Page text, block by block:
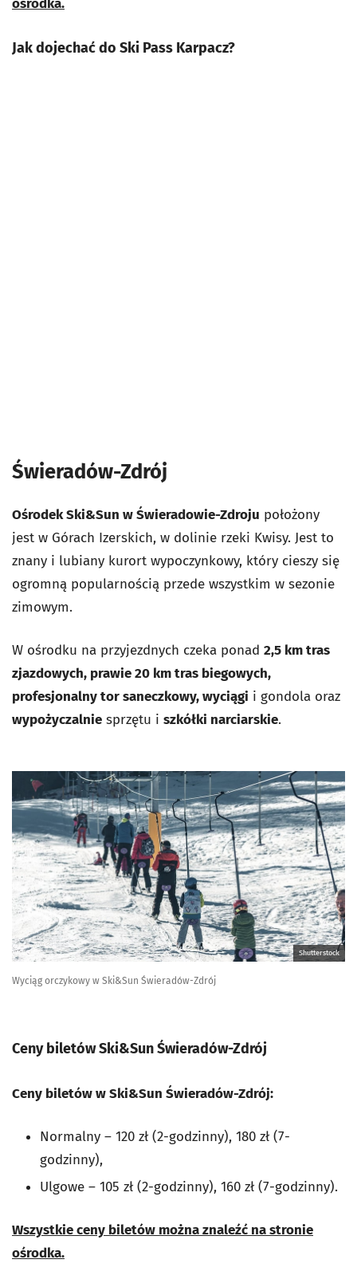
ośrodka.
Jak dojechać do Ski Pass Karpacz?
Świeradów-Zdrój
Ośrodek Ski&Sun w Świeradowie-Zdroju położony
jest w Górach Izerskich, w dolinie rzeki Kwisy. Jest to
znany i lubiany kurort wypoczynkowy, który cieszy się
ogromną popularnością przede wszystkim w sezonie
zimowym.
W ośrodku na przyjezdnych czeka ponad 2,5 km tras
zjazdowych, prawie 20 km tras biegowych,
profesjonalny tor saneczkowy, wyciągi i gondola oraz
wypożyczalnie sprzętu i szkółki narciarskie.
Shutterstock
Wyciąg orczykowy w Ski&Sun Świeradów-Zdrój
Ceny biletów Ski&Sun Świeradów-Zdrój
Ceny biletów w Ski&Sun Świeradów-Zdrój:
Normalny – 120 zł (2-godzinny), 180 zł (7-
godzinny),
Ulgowe – 105 zł (2-godzinny), 160 zł (7-godzinny).
Wszystkie ceny biletów można znaleźć na stronie
ośrodka.